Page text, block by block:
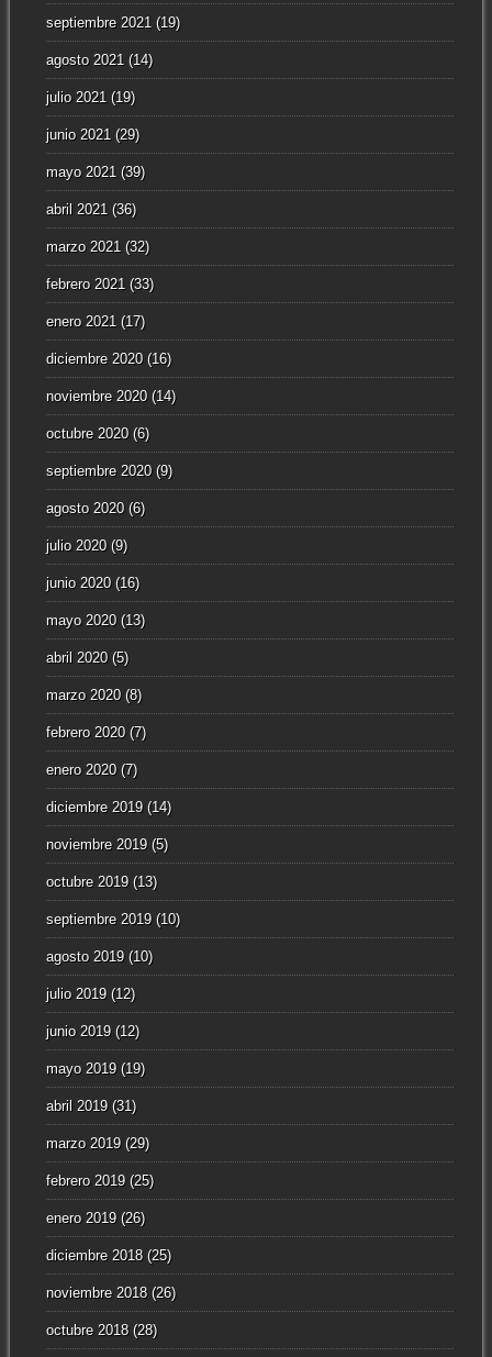
septiembre 2021 (19)
agosto 2021 (14)
julio 2021 (19)
junio 2021 (29)
mayo 2021 (39)
abril 2021 (36)
marzo 2021 (32)
febrero 2021 (33)
enero 2021 (17)
diciembre 2020(16)
noviembre 2020(14)
octubre 2020(6)
septiembre 2020(9)
agosto 2020(6)
julio 2020(9)
junio 2020(16)
mayo 2020(13)
abril 2020(5)
marzo 2020(8)
febrero 2020(7)
enero 2020(7)
diciembre 2019(14)
noviembre 2019(5)
octubre 2019(13)
septiembre 2019(10)
agosto 2019(10)
julio 2019(12)
junio 2019(12)
mayo 2019(19)
abril 2019(31)
marzo 2019(29)
febrero 2019(25)
enero 2019(26)
diciembre 2018(25)
noviembre 2018(26)
octubre 2018(28)